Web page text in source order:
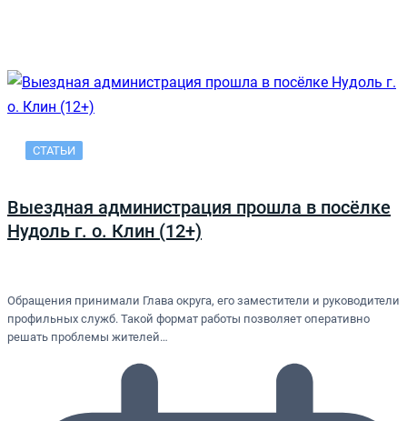
СТАТЬИ
Выездная администрация прошла в посёлке
Нудоль г. о. Клин (12+)
Обращения принимали Глава округа, его заместители и руководители
профильных служб. Такой формат работы позволяет оперативно
решать проблемы жителей…